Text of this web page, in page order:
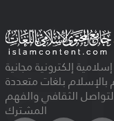
إلكترونية مجانية
بلغات متعددة
الثقافي والفهم
المشترك